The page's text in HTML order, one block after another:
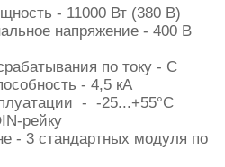
- 11000 Вт (380 В)
напряжение - 400 В
по току - С
- 4,5 кА
- -25...+55°C
рейку
- 3 стандартных модуля по